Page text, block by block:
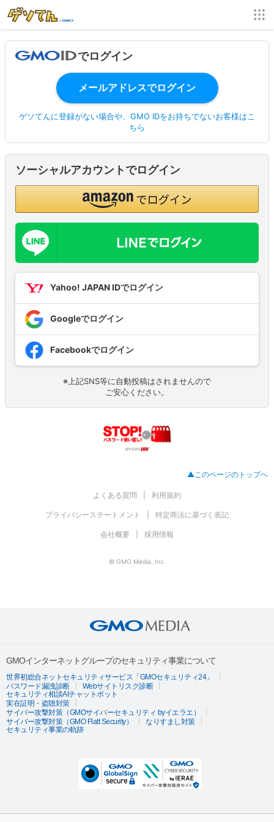
でログイン
ゲソてんに登録がない場合や、GMO IDをお持ちでないお客様はこ
ちら
ソーシャルアカウントでログイン
Yahoo! JAPAN IDでログイン
Googleでログイン
Facebookでログイン
※上記SNS等に自動投稿はされませんので
ご安心ください。
▲このページのトップへ
よくある質問 利用規約
プライバシーステートメント 特定商法に基づく表記
会社概要 採用情報
© GMO Media, Inc.
GMOインターネットグループのセキュリティ事業について
世界初総合ネットセキュリティサービス「GMOセキュリティ24」
パスワード漏洩診断
Webサイトリスク診断
セキュリティ相談AIチャットボット
実在証明・盗聴対策
サイバー攻撃対策（GMOサイバーセキュリティ byイエラエ）
サイバー攻撃対策（GMO Flatt Security）
なりすまし対策
セキュリティ事業の軌跡